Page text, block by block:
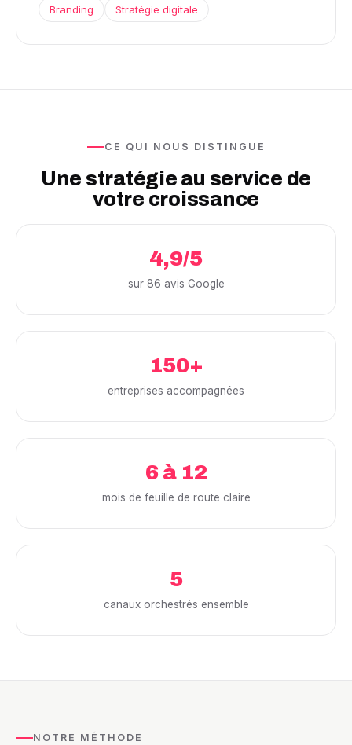
Branding Stratégie digitale
CE QUI NOUS DISTINGUE
Une stratégie au service de
votre croissance
4,9/5
sur 86 avis Google
150+
entreprises accompagnées
6 à 12
mois de feuille de route claire
5
canaux orchestrés ensemble
NOTRE MÉTHODE